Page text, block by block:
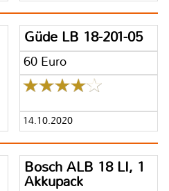
Güde LB 18-201-05
60 Euro
14.10.2020
Bosch ALB 18 LI, 1
Akkupack